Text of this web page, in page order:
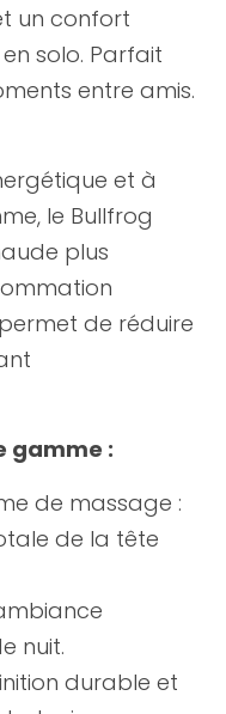
un confort
solo. Parfait
entre amis.
et à
le Bullfrog
plus
de réduire
gamme :
de massage :
de la tête
nuit.
durable et